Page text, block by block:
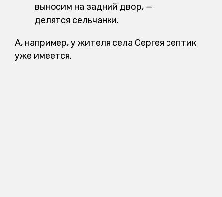
выносим на задний двор, —
делятся сельчанки.
А, например, у жителя села Сергея септик
уже имеется.